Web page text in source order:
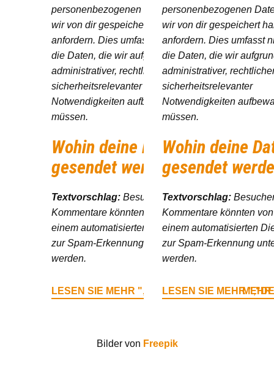
personenbezogenen Daten, die
wir von dir gespeichert haben,
anfordern. Dies umfasst nicht
die Daten, die wir aufgrund
administrativer, rechtlicher oder
sicherheitsrelevanter
Notwendigkeiten aufbewahren
müssen.
Wohin deine Daten
gesendet werden
Textvorschlag: Besucher-
Kommentare könnten von
einem automatisierten Dienst
zur Spam-Erkennung untersucht
werden.
LESEN SIE MEHR ","DEFAULTVALUE":"MEHR
personenbezogenen
wir von dir gespeichert
anfordern. Dies umfasst
die Daten, die wir
administrativer,
sicherheitsrelevanter
Notwendigkeiten
müssen.
Wohin deine
gesendet
Textvorschlag:
Kommentare könnten von
einem automatisierten
zur Spam-Erkennung
werden.
LESEN SIE MEHR
Bilder von Freepik